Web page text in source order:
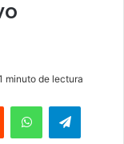
minuto de lectura